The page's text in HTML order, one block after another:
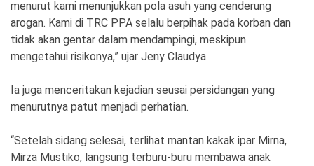
menurut kami menunjukkan pola asuh yang cenderung
arogan. Kami di TRC PPA selalu berpihak pada korban dan
tidak akan gentar dalam mendampingi, meskipun
mengetahui risikonya,” ujar Jeny Claudya.
Ia juga menceritakan kejadian seusai persidangan yang
menurutnya patut menjadi perhatian.
“Setelah sidang selesai, terlihat mantan kakak ipar Mirna,
Mirza Mustiko, langsung terburu-buru membawa anak